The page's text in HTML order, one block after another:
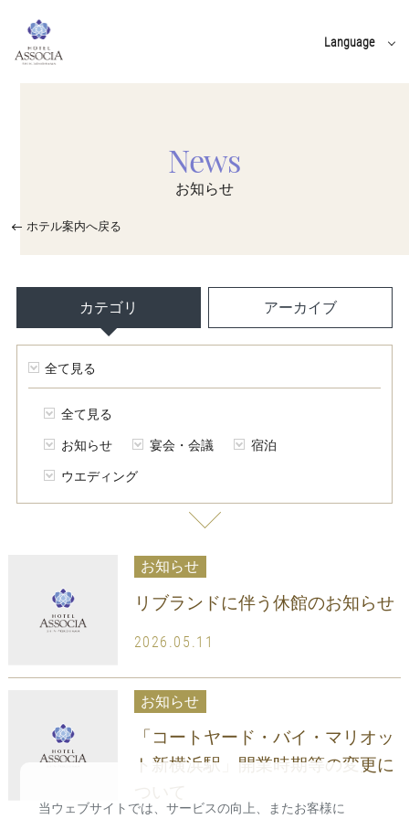
当ウェブサイトでは、サービスの向上、またお客様に
Language
News
お知らせ
ホテル案内へ戻る
カテゴリ アーカイブ
全て見る
全て見る
お知らせ 宴会・会議 宿泊
ウエディング
お知らせ
リブランドに伴う休館のお知らせ
2026.05.11
お知らせ
「コートヤード・バイ・マリオッ
ト新横浜駅」開業時期等の変更に